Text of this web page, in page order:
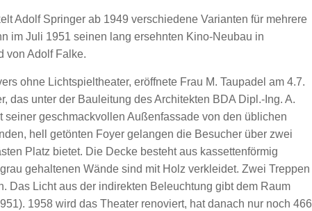
Adolf Springer ab 1949 verschiedene Varianten für mehrere
im Juli 1951 seinen lang ersehnten Kino-Neubau in
von Adolf Falke.
ohne Lichtspieltheater, eröffnete Frau M. Taupadel am 4.7.
das unter der Bauleitung des Architekten BDA Dipl.-Ing. A.
seiner geschmackvollen Außenfassade von den üblichen
hell getönten Foyer gelangen die Besucher über zwei
Platz bietet. Die Decke besteht aus kassettenförmig
gehaltenen Wände sind mit Holz verkleidet. Zwei Treppen
Das Licht aus der indirekten Beleuchtung gibt dem Raum
1958 wird das Theater renoviert, hat danach nur noch 466